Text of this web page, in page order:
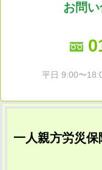
お問
平日 9:00〜
一人親方労災